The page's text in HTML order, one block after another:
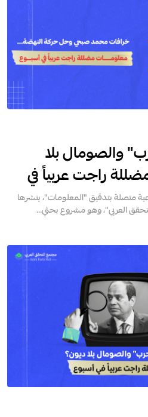
والصومال بلا
راجت عربياً في
متصلة بتدقيق "المعلومات"، ينشرها